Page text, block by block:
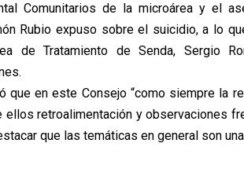
Comunitarios de la microárea y el
Rubio expuso sobre el suicidio, a lo
de Tratamiento de Senda, Sergio
que en este Consejo “como siempre la
ellos retroalimentación y observaciones
que las temáticas en general son